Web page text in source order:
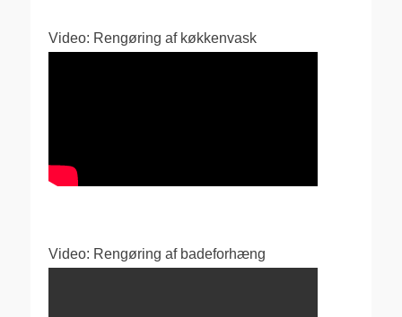
Video: Rengøring af køkkenvask
Video: Rengøring af badeforhæng